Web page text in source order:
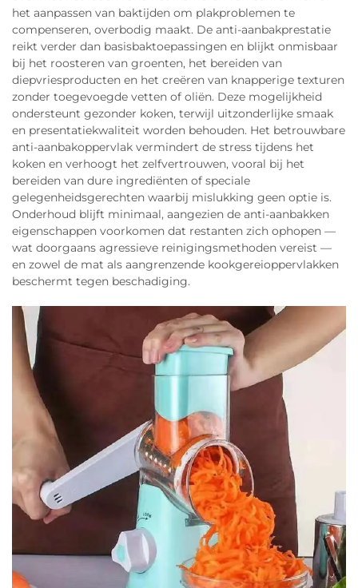
het aanpassen van baktijden om plakproblemen te
compenseren, overbodig maakt. De anti-aanbakprestatie
reikt verder dan basisbaktoepassingen en blijkt onmisbaar
bij het roosteren van groenten, het bereiden van
diepvriesproducten en het creëren van knapperige texturen
zonder toegevoegde vetten of oliën. Deze mogelijkheid
ondersteunt gezonder koken, terwijl uitzonderlijke smaak
en presentatiekwaliteit worden behouden. Het betrouwbare
anti-aanbakoppervlak vermindert de stress tijdens het
koken en verhoogt het zelfvertrouwen, vooral bij het
bereiden van dure ingrediënten of speciale
gelegenheidsgerechten waarbij mislukking geen optie is.
Onderhoud blijft minimaal, aangezien de anti-aanbakken
eigenschappen voorkomen dat restanten zich ophopen —
wat doorgaans agressieve reinigingsmethoden vereist —
en zowel de mat als aangrenzende kookgereioppervlakken
beschermt tegen beschadiging.